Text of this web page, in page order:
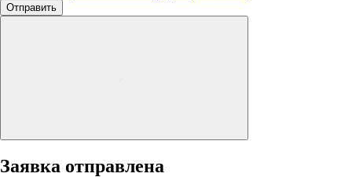
Отправить
Заявка отправлена